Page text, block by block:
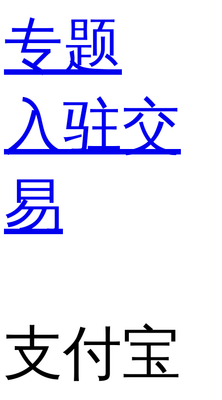
专题
入驻交
易
支付宝